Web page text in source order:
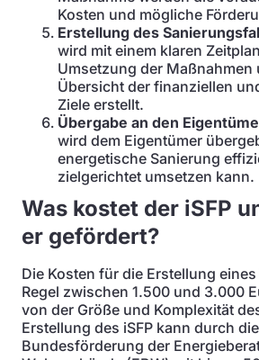
Kosten und mögliche
Erstellung des
wird mit einem klaren
Umsetzung der Maßnahmen
Übersicht der finanziellen
Ziele erstellt.
Übergabe an den
wird dem Eigentümer
energetische Sanierung
zielgerichtet umsetzen kann.
Was kostet der iSFP
er gefördert?
Die Kosten für die Erstellung
Regel zwischen 1.500 und 3.000
von der Größe und Komplexität
Erstellung des iSFP kann durch die
Bundesförderung der